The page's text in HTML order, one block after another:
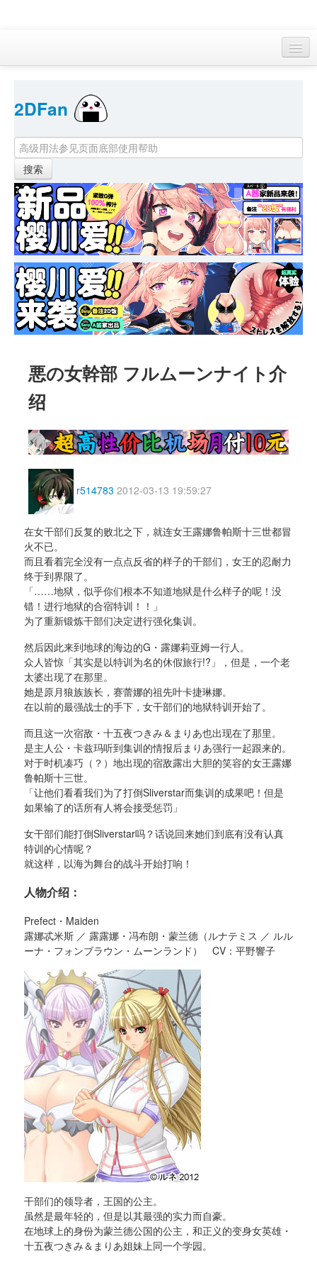
首页
找游戏
下资源
目录
本月新作
站内动态
小组
KF Online
2DFan
悪の女幹部 フルムーンナイト介
绍
r514783 2012-03-13 19:59:27
在女干部们反复的败北之下，就连女王露娜鲁帕斯十三世都冒
火不已。
而且看着完全没有一点点反省的样子的干部们，女王的忍耐力
终于到界限了。
「……地狱，似乎你们根本不知道地狱是什么样子的呢！没
错！进行地狱的合宿特训！！」
为了重新锻炼干部们决定进行强化集训。
然后因此来到地球的海边的G・露娜莉亚姆一行人。
众人皆惊「其实是以特训为名的休假旅行!?」，但是，一个老
太婆出现了在那里。
她是原月狼族族长，赛蕾娜的祖先叶卡捷琳娜。
在以前的最强战士的手下，女干部们的地狱特训开始了。
而且这一次宿敌・十五夜つきみ＆まりあ也出现在了那里。
是主人公・卡兹玛听到集训的情报后まりあ强行一起跟来的。
对于时机凑巧（？）地出现的宿敌露出大胆的笑容的女王露娜
鲁帕斯十三世。
「让他们看看我们为了打倒Sliverstar而集训的成果吧！但是
如果输了的话所有人将会接受惩罚」
女干部们能打倒Sliverstar吗？话说回来她们到底有没有认真
特训的心情呢？
就这样，以海为舞台的战斗开始打响！
人物介绍：
Prefect・Maiden
露娜忒米斯 ／ 露露娜・冯布朗・蒙兰德（ルナテミス ／ ルル
ーナ・フォンブラウン・ムーンランド） CV：平野響子
干部们的领导者，王国的公主。
虽然是最年轻的，但是以其最强的实力而自豪。
在地球上的身份为蒙兰德公国的公主，和正义的变身女英雄・
十五夜つきみ＆まりあ姐妹上同一个学园。